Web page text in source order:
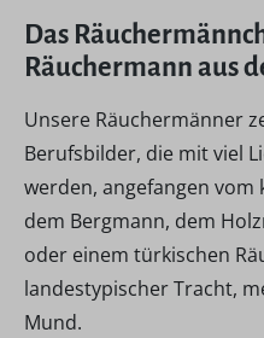
Das
Räuchermann aus
Unsere Räuchermänner
Berufsbilder, die mit viel
werden, angefangen vom
dem Bergmann, dem
oder einem türkischen
landestypischer Tracht,
Mund.